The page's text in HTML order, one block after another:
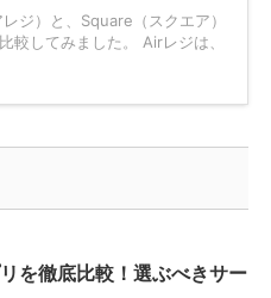
ジ）と、Square（スクエア）
較してみました。 Airレジは、
を徹底比較！選ぶべきサー